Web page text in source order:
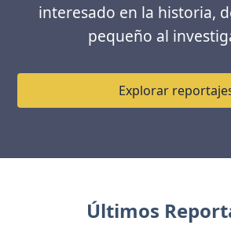
interesado en la historia,
pequeño al
Explorar
Últimos